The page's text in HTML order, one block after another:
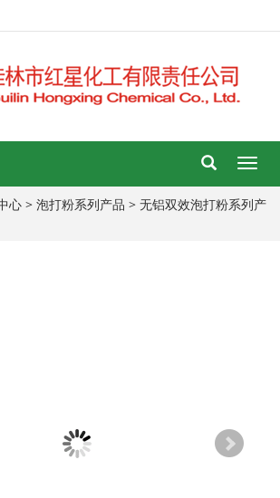
导
航
菜
心 > 泡打粉系列产品 > 无铝双效泡打粉系列产